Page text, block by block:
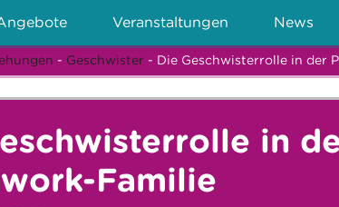
Veranstaltungen News
- Geschwister - Die Geschwisterrolle in der
in
Familie